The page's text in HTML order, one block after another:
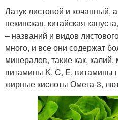
Латук листовой и кочанный,
пекинская, китайская
– названий и видов
много, и все они содержат
минералов, такие как,
витамины K, C, E, витамины
жирные кислоты Омега-3,